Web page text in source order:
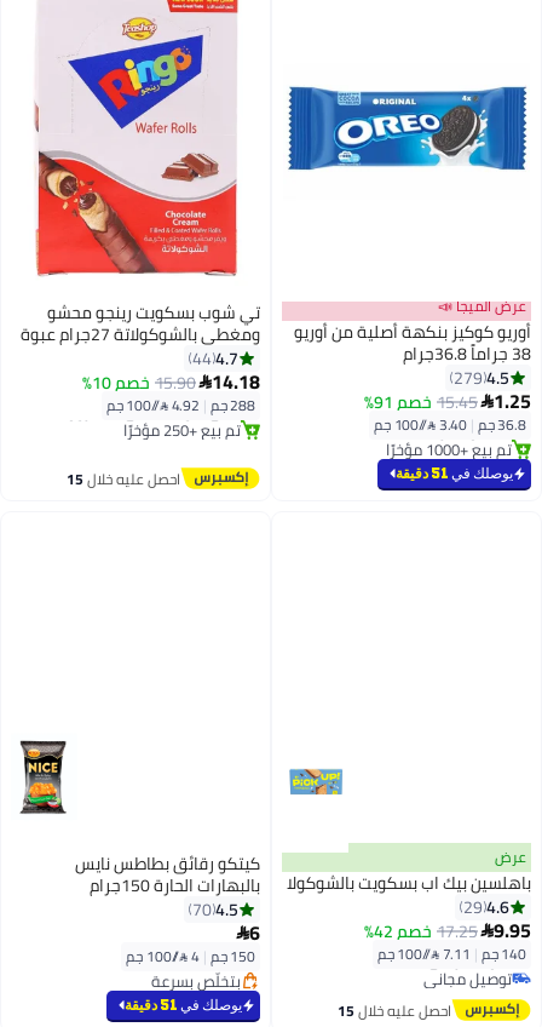
عرض الميجا 📣
أوريو كوكيز بنكهة أصلية من أوريو
38 جراماً 36.8جرام
4.5
279
1.25
15.45خصم 91%
36.8 جم |
أقل سعر في السنة
بتخلّص بسرعة
تم بيع +1000 مؤخرًا
أقل سعر في السنة
يوصلك في 51 دقيقة
تي شوب بسكويت رينجو محشو
ومغطى بالشوكولاتة 27جرام عبوة
من 12 قطعة4.7
44
14.18
15.90خصم 10%
288 جم |
توصيل مجاني
باقي 1 وحدات في المخزون
تم بيع +250 مؤخرًا
توصيل مجاني
احصل عليه خلال15
عرض
باهلسين بيك اب بسكويت بالشوكولا
4.6
29
9.95
17.25خصم 42%
140 جم |
#8 في البسكوت
أقل سعر في السنة
توصيل مجاني
#8 في البسكوت
احصل عليه خلال15
كيتكو رقائق بطاطس نايس
بالبهارات الحارة 150جرام
4.5
70
6
150 جم |
بتخلّص بسرعة
بتخلّص بسرعة
يوصلك في 51 دقيقة